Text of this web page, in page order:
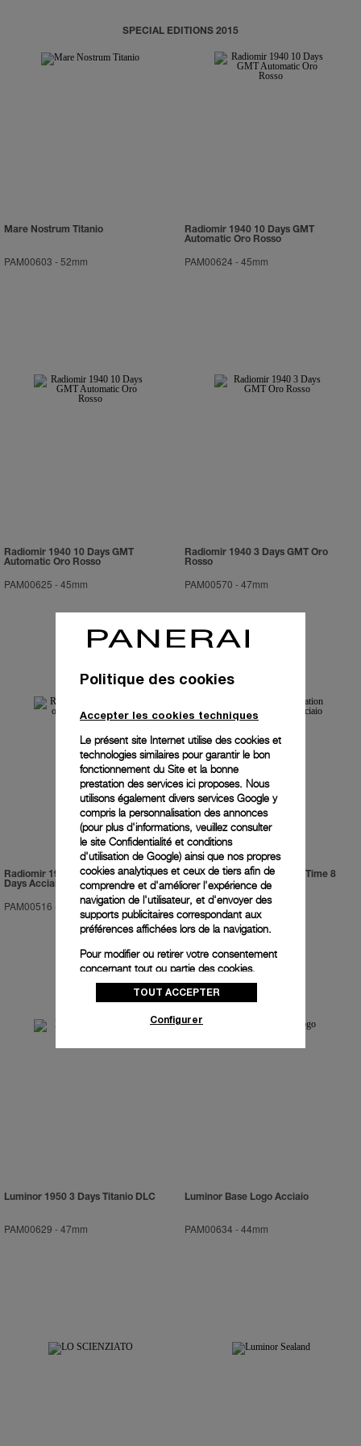
SPECIAL EDITIONS 2015
Mare Nostrum Titanio
PAM00603 - 52mm
Radiomir 1940 10 Days GMT
Automatic Oro Rosso
PAM00624 -45mm
Radiomir 1940 10 Days GMT
Automatic Oro Rosso
PAM00625 -45mm
Radiomir 1940 3 Days GMT Oro
Rosso
PAM00570 -47mm
Radiomir 1940 Equation Of Time 8
Days Acciaio
PAM00516 - 48mm
Luminor 1950 Equation Of Time 8
Days Acciaio
PAM00601-47mm
Luminor 1950 3 Days Titanio DLC
PAM00629 -47mm
Luminor Base Logo Acciaio
PAM00634 -44mm
Politique des cookies
Accepter les cookies techniques
Le présent site Internet utilise des cookies et
technologies similaires pour garantir le bon
fonctionnement du Site et la bonne
prestation des services ici proposes. Nous
utilisons également divers services Google y
compris la personnalisation des annonces
(pour plus d'informations, veuillez consulter
le site Confidentialité et conditions
d'utilisation de Google) ainsi que nos propres
cookies analytiques et ceux de tiers afin de
comprendre et d'améliorer l'expérience de
navigation de l'utilisateur, et d'envoyer des
supports publicitaires correspondant aux
préférences affichées lors de la navigation.
Pour modifier ou retirer votre consentement
concernant tout ou partie des cookies,
cliquez sur « Configurer » ou consultez notre
politique des cookiespour obtenir plus
donnez votre consentement pour l’utilisation
TOUT ACCEPTER
Configurer